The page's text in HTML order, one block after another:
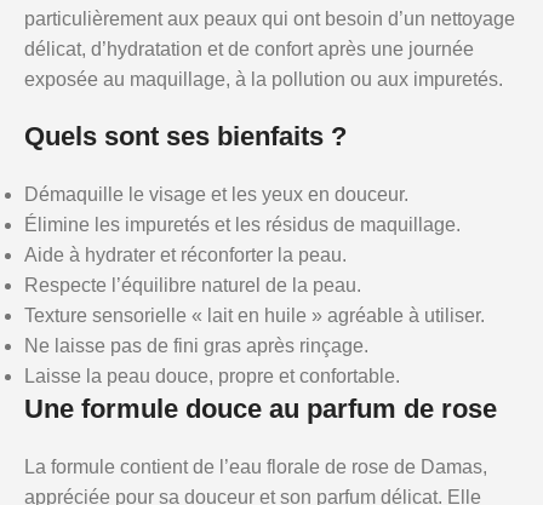
particulièrement aux peaux qui ont besoin d’un nettoyage
délicat, d’hydratation et de confort après une journée
exposée au maquillage, à la pollution ou aux impuretés.
Quels sont ses bienfaits ?
Démaquille le visage et les yeux en douceur.
Élimine les impuretés et les résidus de maquillage.
Aide à hydrater et réconforter la peau.
Respecte l’équilibre naturel de la peau.
Texture sensorielle « lait en huile » agréable à utiliser.
Ne laisse pas de fini gras après rinçage.
Laisse la peau douce, propre et confortable.
Une formule douce au parfum de rose
La formule contient de l’eau florale de rose de Damas,
appréciée pour sa douceur et son parfum délicat. Elle